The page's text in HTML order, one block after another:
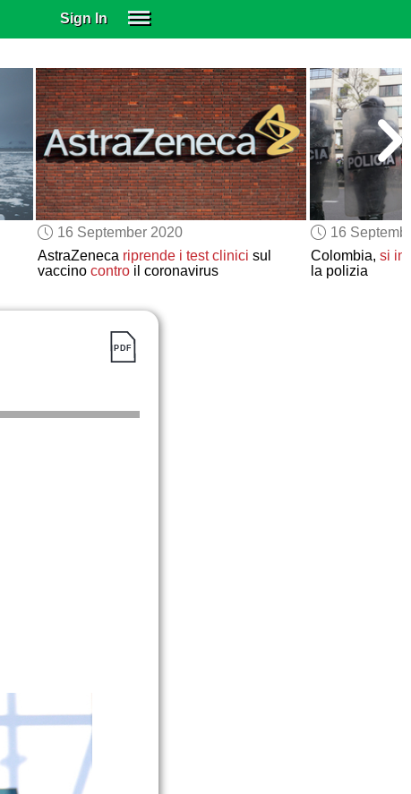
Sign In
SUBSCRIBE
EDUCATIONAL LICENSES
GIFT CARDS
OTHER LANGUAGES
ABOUT US
ALEXA
ADJUST COLORS
16 September 2020
AstraZeneca riprende i test clinici sul
vaccino controil coronavirus
16
Colombia,si
la polizia